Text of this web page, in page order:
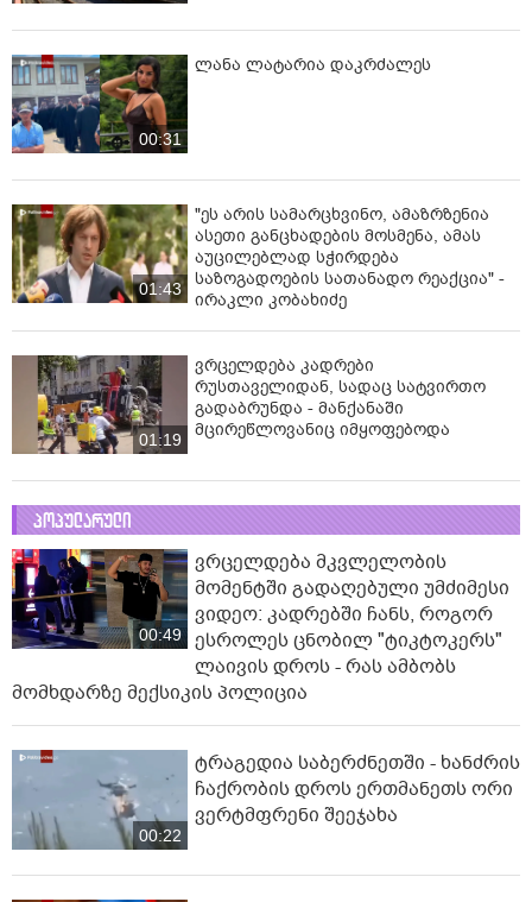
00:31
ლანა ლატარია დაკრძალეს
01:43
"ეს არის სამარცხვინო, ამაზრზენია
ასეთი განცხადების მოსმენა, ამას
აუცილებლად სჭირდება
საზოგადოების სათანადო რეაქცია" -
ირაკლი კობახიძე
01:19
ვრცელდება კადრები
რუსთაველიდან, სადაც სატვირთო
გადაბრუნდა - მანქანაში
მცირეწლოვანიც იმყოფებოდა
პოპულარული
00:49
ვრცელდება მკვლელობის
მომენტში გადაღებული უმძიმესი
ვიდეო: კადრებში ჩანს, როგორ
ესროლეს ცნობილ "ტიკტოკერს"
ლაივის დროს - რას ამბობს
მომხდარზე მექსიკის პოლიცია
00:22
ტრაგედია საბერძნეთში - ხანძრის
ჩაქრობის დროს ერთმანეთს ორი
ვერტმფრენი შეეჯახა